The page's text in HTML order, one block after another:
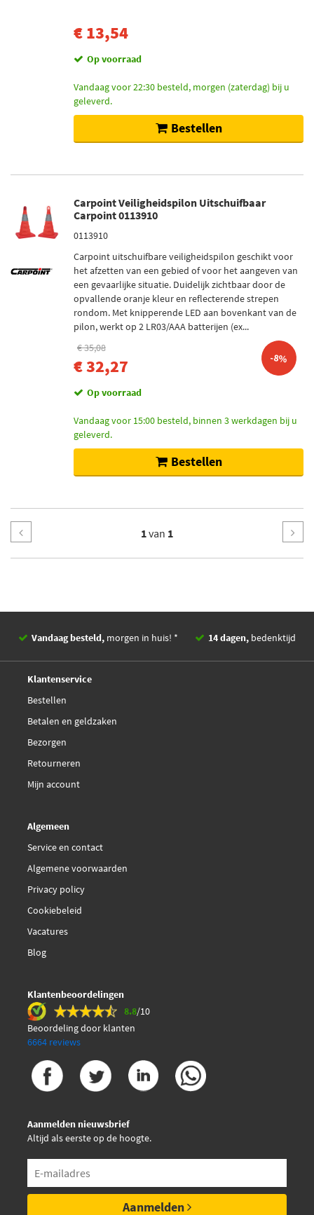
€ 13,54
Op voorraad
Vandaag voor 22:30 besteld, morgen (zaterdag) bij u
geleverd.
Bestellen
Carpoint Veiligheidspilon Uitschuifbaar
Carpoint 0113910
0113910
Carpoint uitschuifbare veiligheidspilon geschikt voor
het afzetten van een gebied of voor het aangeven van
een gevaarlijke situatie. Duidelijk zichtbaar door de
opvallende oranje kleur en reflecterende strepen
rondom. Met knipperende LED aan bovenkant van de
pilon, werkt op 2 LR03/AAA batterijen (ex...
€ 35,08
€ 32,27 -8%
Op voorraad
Vandaag voor 15:00 besteld, binnen 3 werkdagen bij u
geleverd.
Bestellen
1van 1
Vandaag besteld, morgen in huis! * 14 dagen, bedenktijd
Klantenservice
Bestellen
Betalen en geldzaken
Bezorgen
Retourneren
Mijn account
Algemeen
Service en contact
Algemene voorwaarden
Privacy policy
Cookiebeleid
Vacatures
Blog
Klantenbeoordelingen
8.8/10
Beoordeling door klanten
6664 reviews
Aanmelden nieuwsbrief
Altijd als eerste op de hoogte.
Aanmelden